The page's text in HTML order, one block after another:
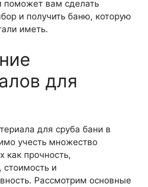
поможет вам сделать
и получить баню, которую
иметь.
для
для сруба бани в
учесть множество
как прочность,
стоимость и
Рассмотрим основные